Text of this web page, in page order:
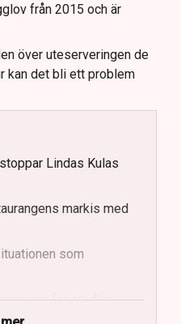
från 2015 och är
över uteserveringen de
kan det bli ett problem
Lindas Kulas
markis med
som
för otydlig